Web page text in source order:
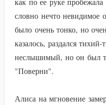
словно нечто невидимое
было очень тонко, но
казалось, раздался
неслышимый, но он был
"Поверни".
Алиса на мгновение